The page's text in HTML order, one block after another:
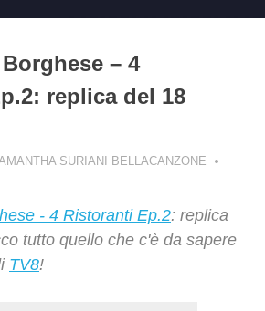
– 4
replica del 18
SURIANI BELLACANZONE
- 4 Ristoranti Ep.2: replica
tutto quello che c'è da sapere
TV8!